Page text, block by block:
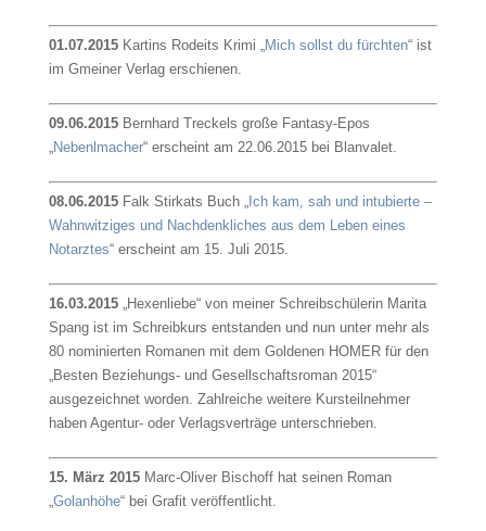
01.07.2015Kartins Rodeits Krimi „Mich sollst du fürchten“ ist
im Gmeiner Verlag erschienen.
09.06.2015Bernhard Treckels große Fantasy-Epos
„Nebenlmacher“ erscheint am 22.06.2015 bei Blanvalet.
08.06.2015Falk Stirkats Buch „Ich kam, sah und intubierte –
Wahnwitziges und Nachdenkliches aus dem Leben eines
Notarztes“ erscheint am 15. Juli 2015.
16.03.2015„Hexenliebe“ von meiner Schreibschülerin Marita
Spang ist im Schreibkurs entstanden und nun unter mehr als
80 nominierten Romanen mit dem Goldenen HOMER für den
„Besten Beziehungs- und Gesellschaftsroman 2015“
ausgezeichnet worden. Zahlreiche weitere Kursteilnehmer
haben Agentur- oder Verlagsverträge unterschrieben.
15. März 2015Marc-Oliver Bischoff hat seinen Roman
„Golanhöhe“ bei Grafit veröffentlicht.